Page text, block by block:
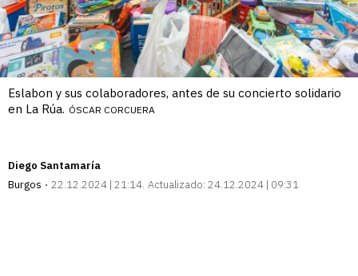
Eslabon y sus colaboradores, antes de su concierto solidario
en La Rúa. ÓSCAR CORCUERA
Diego Santamaría
Burgos
22.12.2024 | 21:14 Actualizado: 24.12.2024 | 09:31